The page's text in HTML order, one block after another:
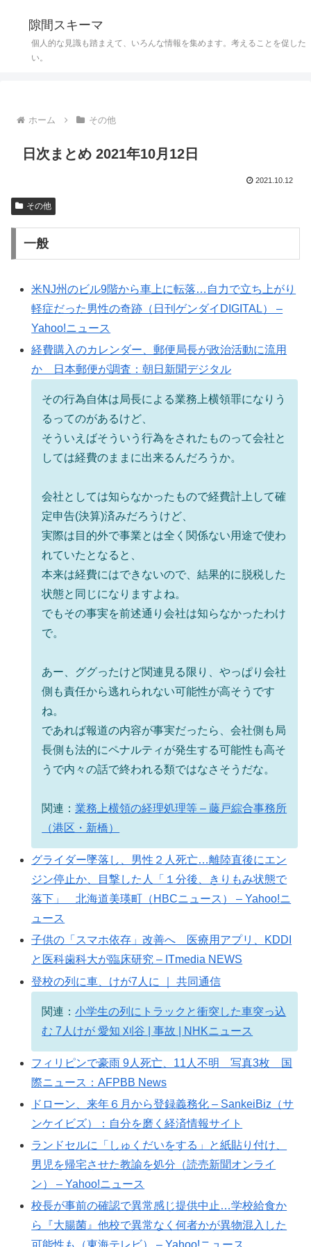
隙間スキーマ
個人的な見識も踏まえて、いろんな情報を集めます。考えることを促した
い。
ホーム その他
日次まとめ 2021年10月12日
2021.10.12
その他
一般
米NJ州のビル9階から車上に転落…自力で立ち上がり
軽症だった男性の奇跡（日刊ゲンダイDIGITAL） –
Yahoo!ニュース
経費購入のカレンダー、郵便局長が政治活動に流用
か 日本郵便が調査：朝日新聞デジタル
その行為自体は局長による業務上横領罪になりう
るってのがあるけど、
そういえばそういう行為をされたものって会社と
しては経費のままに出来るんだろうか。
会社としては知らなかったもので経費計上して確
定申告(決算)済みだろうけど、
実際は目的外で事業とは全く関係ない用途で使わ
れていたとなると、
本来は経費にはできないので、結果的に脱税した
状態と同じになりますよね。
でもその事実を前述通り会社は知らなかったわけ
で。
あー、ググったけど関連見る限り、やっぱり会社
側も責任から逃れられない可能性が高そうです
ね。
であれば報道の内容が事実だったら、会社側も局
長側も法的にペナルティが発生する可能性も高そ
うで内々の話で終われる類ではなさそうだな。
関連：業務上横領の経理処理等 – 藤戸綜合事務所
（港区・新橋）
グライダー墜落し、男性２人死亡…離陸直後にエン
ジン停止か、目撃した人「１分後、きりもみ状態で
落下」 北海道美瑛町（HBCニュース） – Yahoo!ニ
ュース
子供の「スマホ依存」改善へ 医療用アプリ、KDDI
と医科歯科大が臨床研究 – ITmedia NEWS
登校の列に車、けが7人に ｜ 共同通信
関連：小学生の列にトラックと衝突した車突っ込
む 7人けが 愛知 刈谷 | 事故 | NHKニュース
フィリピンで豪雨 9人死亡、11人不明 写真3枚 国
際ニュース：AFPBB News
ドローン、来年６月から登録義務化 – SankeiBiz（サ
ンケイビズ）：自分を磨く経済情報サイト
ランドセルに「しゅくだいをする」と紙貼り付け、
男児を帰宅させた教諭を処分（読売新聞オンライ
ン） – Yahoo!ニュース
校長が事前の確認で異常感じ提供中止…学校給食か
ら『大腸菌』他校で異常なく何者かが異物混入した